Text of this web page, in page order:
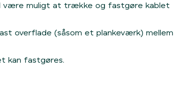
være muligt at trække og fastgøre kablet
overflade (såsom et plankeværk) mellem
kan fastgøres.